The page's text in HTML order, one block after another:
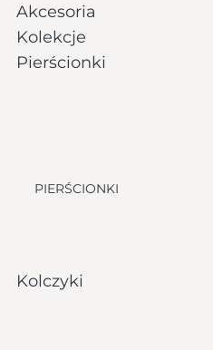
Akcesoria
Kolekcje
Pierścionki
PIERŚCIONKI
Kolczyki